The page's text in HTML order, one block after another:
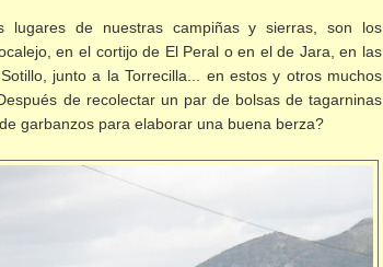
lugares de nuestras campiñas y sierras, son los
en el cortijo de El Peral o en el de Jara, en las
junto a la Torrecilla... en estos y otros muchos
de recolectar un par de bolsas de tagarninas
garbanzos para elaborar una buena berza?